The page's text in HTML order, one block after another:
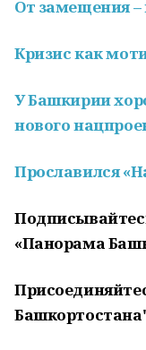
От замещения
Кризис как
У Башкирии
нового
Прославился
«Панорама